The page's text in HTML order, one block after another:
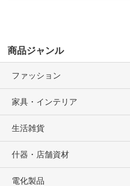
商品ジャンル
ファッション
家具・インテリア
生活雑貨
什器・店舗資材
電化製品